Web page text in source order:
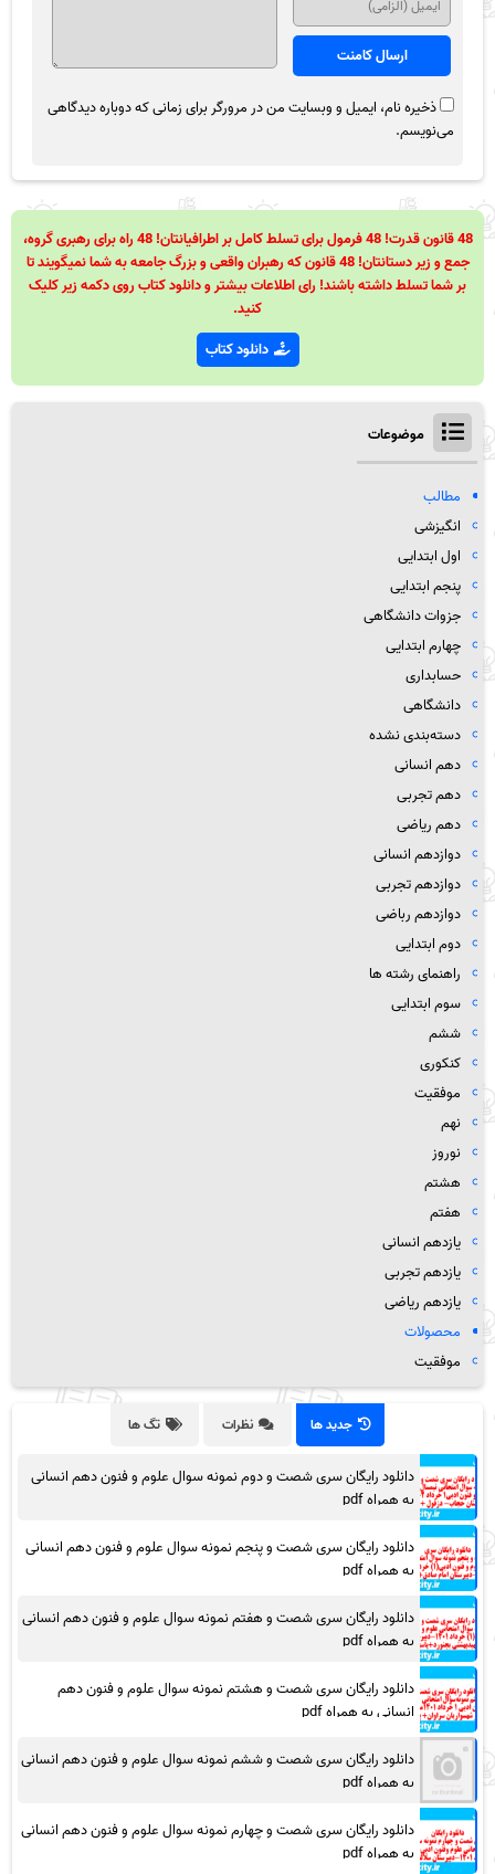
ذخیره نام، ایمیل و وبسایت من در مرورگر برای زمانی که دوباره دیدگاهی
می‌نویسم.
48 قانون قدرت! 48 فرمول برای تسلط کامل بر اطرافیانتان! 48 راه برای رهبری گروه،
جمع و زیر دستانتان! 48 قانون که رهبران واقعی و بزرگ جامعه به شما نمیگویند تا
بر شما تسلط داشته باشند! رای اطلاعات بیشتر و دانلود کتاب روی دکمه زیر کلیک
کنید.
دانلود کتاب
موضوعات
مطالب
انگیزشی
اول ابتدایی
پنجم ابتدایی
جزوات دانشگاهی
چهارم ابتدایی
حسابداری
دانشگاهی
دسته‌بندی نشده
دهم انسانی
دهم تجربی
دهم ریاضی
دوازدهم انسانی
دوازدهم تجربی
دوازدهم رباضی
دوم ابتدایی
راهنمای رشته ها
سوم ابتدایی
ششم
کنکوری
موفقیت
نهم
نوروز
هشتم
هفتم
یازدهم انسانی
یازدهم تجربی
یازدهم ریاضی
محصولات
موفقیت
جدید ها نظرات تگ ها
دانلود رایگان سری شصت و دوم نمونه سوال علوم و فنون دهم انسانی
به همراه pdf
دانلود رایگان سری شصت و پنجم نمونه سوال علوم و فنون دهم انسانی
به همراه pdf
دانلود رایگان سری شصت و هفتم نمونه سوال علوم و فنون دهم انسانی
به همراه pdf
دانلود رایگان سری شصت و هشتم نمونه سوال علوم و فنون دهم
انسانی به همراه pdf
دانلود رایگان سری شصت و ششم نمونه سوال علوم و فنون دهم انسانی
به همراه pdf
دانلود رایگان سری شصت و چهارم نمونه سوال علوم و فنون دهم انسانی
به همراه pdf